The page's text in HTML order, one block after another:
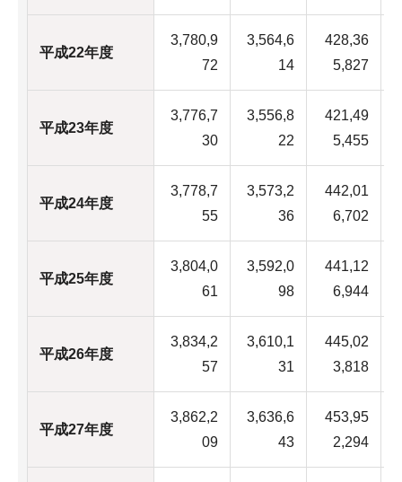
平成22年度
3,780,9
72
3,564,6
14
428,36
5,827
平成23年度
3,776,7
30
3,556,8
22
421,49
5,455
平成24年度
3,778,7
55
3,573,2
36
442,01
6,702
平成25年度
3,804,0
61
3,592,0
98
441,12
6,944
平成26年度
3,834,2
57
3,610,1
31
445,02
3,818
平成27年度
3,862,2
09
3,636,6
43
453,95
2,294